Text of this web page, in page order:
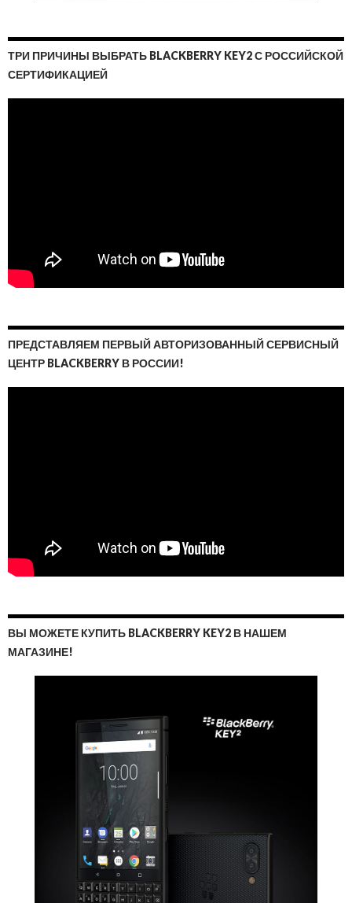
ТРИ ПРИЧИНЫ ВЫБРАТЬ BLACKBERRY KEY2 С РОССИЙСКОЙ
СЕРТИФИКАЦИЕЙ
ПРЕДСТАВЛЯЕМ ПЕРВЫЙ АВТОРИЗОВАННЫЙ СЕРВИСНЫЙ
ЦЕНТР BLACKBERRY В РОССИИ!
ВЫ МОЖЕТЕ КУПИТЬ BLACKBERRY KEY2 В НАШЕМ
МАГАЗИНЕ!